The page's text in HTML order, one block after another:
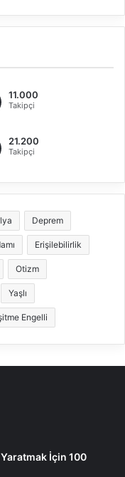
11.000
Takipçi
21.200
Takipçi
Deprem
Erişilebilirlik
Otizm
Yaşlı
Engelli
Yaratmak İçin 100